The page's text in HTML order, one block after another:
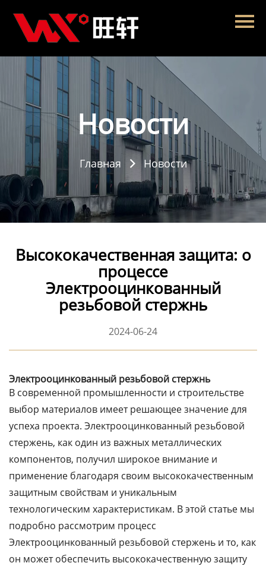
Главная
Продукция
Новости
О нас
Контакты Новости
Главная  Новости
Высококачественная защита: о
процессе
Электрооцинкованный
резьбовой стержнь
2024-06-24
Электрооцинкованный резьбовой стержнь
В современной промышленности и строительстве
выбор материалов имеет решающее значение для
успеха проекта. Электрооцинкованный резьбовой
стержень, как один из важных металлических
компонентов, получил широкое внимание и
применение благодаря своим высококачественным
защитным свойствам и уникальным
технологическим характеристикам. В этой статье мы
подробно рассмотрим процесс
Электрооцинкованный резьбовой стержень и то, как
он может обеспечить высококачественную защиту